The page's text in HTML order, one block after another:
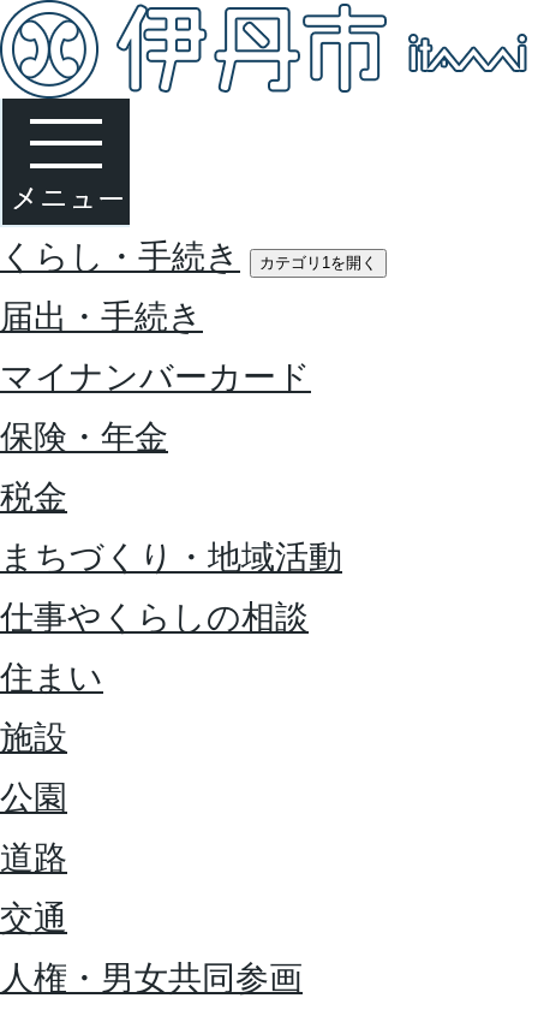
くらし・手続き カテゴリ1を開く
届出・手続き
マイナンバーカード
保険・年金
税金
まちづくり・地域活動
仕事やくらしの相談
住まい
施設
公園
道路
交通
人権・男女共同参画